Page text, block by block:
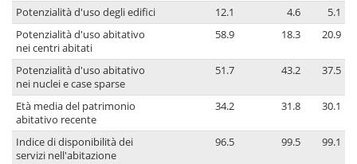
Potenzialità d'uso degli edifici 12.1 4.6
5.1
Potenzialità d'uso abitativo
nei centri abitati
58.9 18.3 20.9
Potenzialità d'uso abitativo
nei nuclei e case sparse
51.7 43.2 37.5
Età media del patrimonio
abitativo recente
34.2 31.8 30.1
Indice di disponibilità dei
servizi nell'abitazione
96.5 99.5 99.1